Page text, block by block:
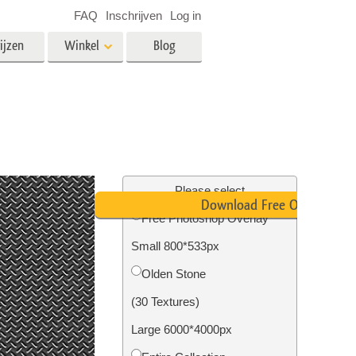
Foto Restauratie
Winkel Blog
FAQ Inschrijven Log in
Please select
Free Photoshop Overlay
Small 800*533px
Olden Stone
(30 Textures)
Large 6000*4000px
Download Free Overlay